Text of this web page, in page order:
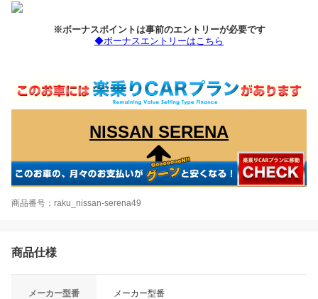
※ボーナスポイントは事前のエントリーが必要です
◆ボーナスエントリーはこちら
NISSAN SERENA
商品番号：raku_nissan-serena49
商品仕様
メーカー型番 メーカー型番